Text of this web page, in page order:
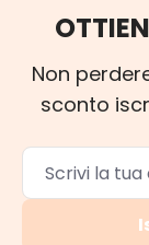
Non
sconto